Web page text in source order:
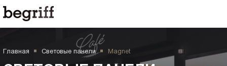
СВЕТОВЫЕ
BEGRIFF
Главная Световые панели Magnet
ООО
"Компания
Бегрифф"
Свердловская